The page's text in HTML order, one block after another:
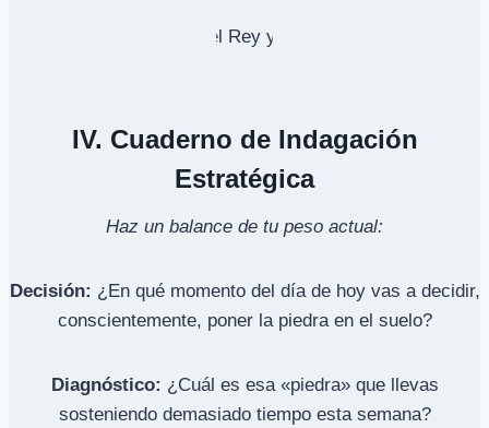
IV. Cuaderno de Indagación
Estratégica
Haz un balance de tu peso actual:
Decisión: ¿En qué momento del día de hoy vas a decidir,
conscientemente, poner la piedra en el suelo?
Diagnóstico: ¿Cuál es esa «piedra» que llevas
sosteniendo demasiado tiempo esta semana?